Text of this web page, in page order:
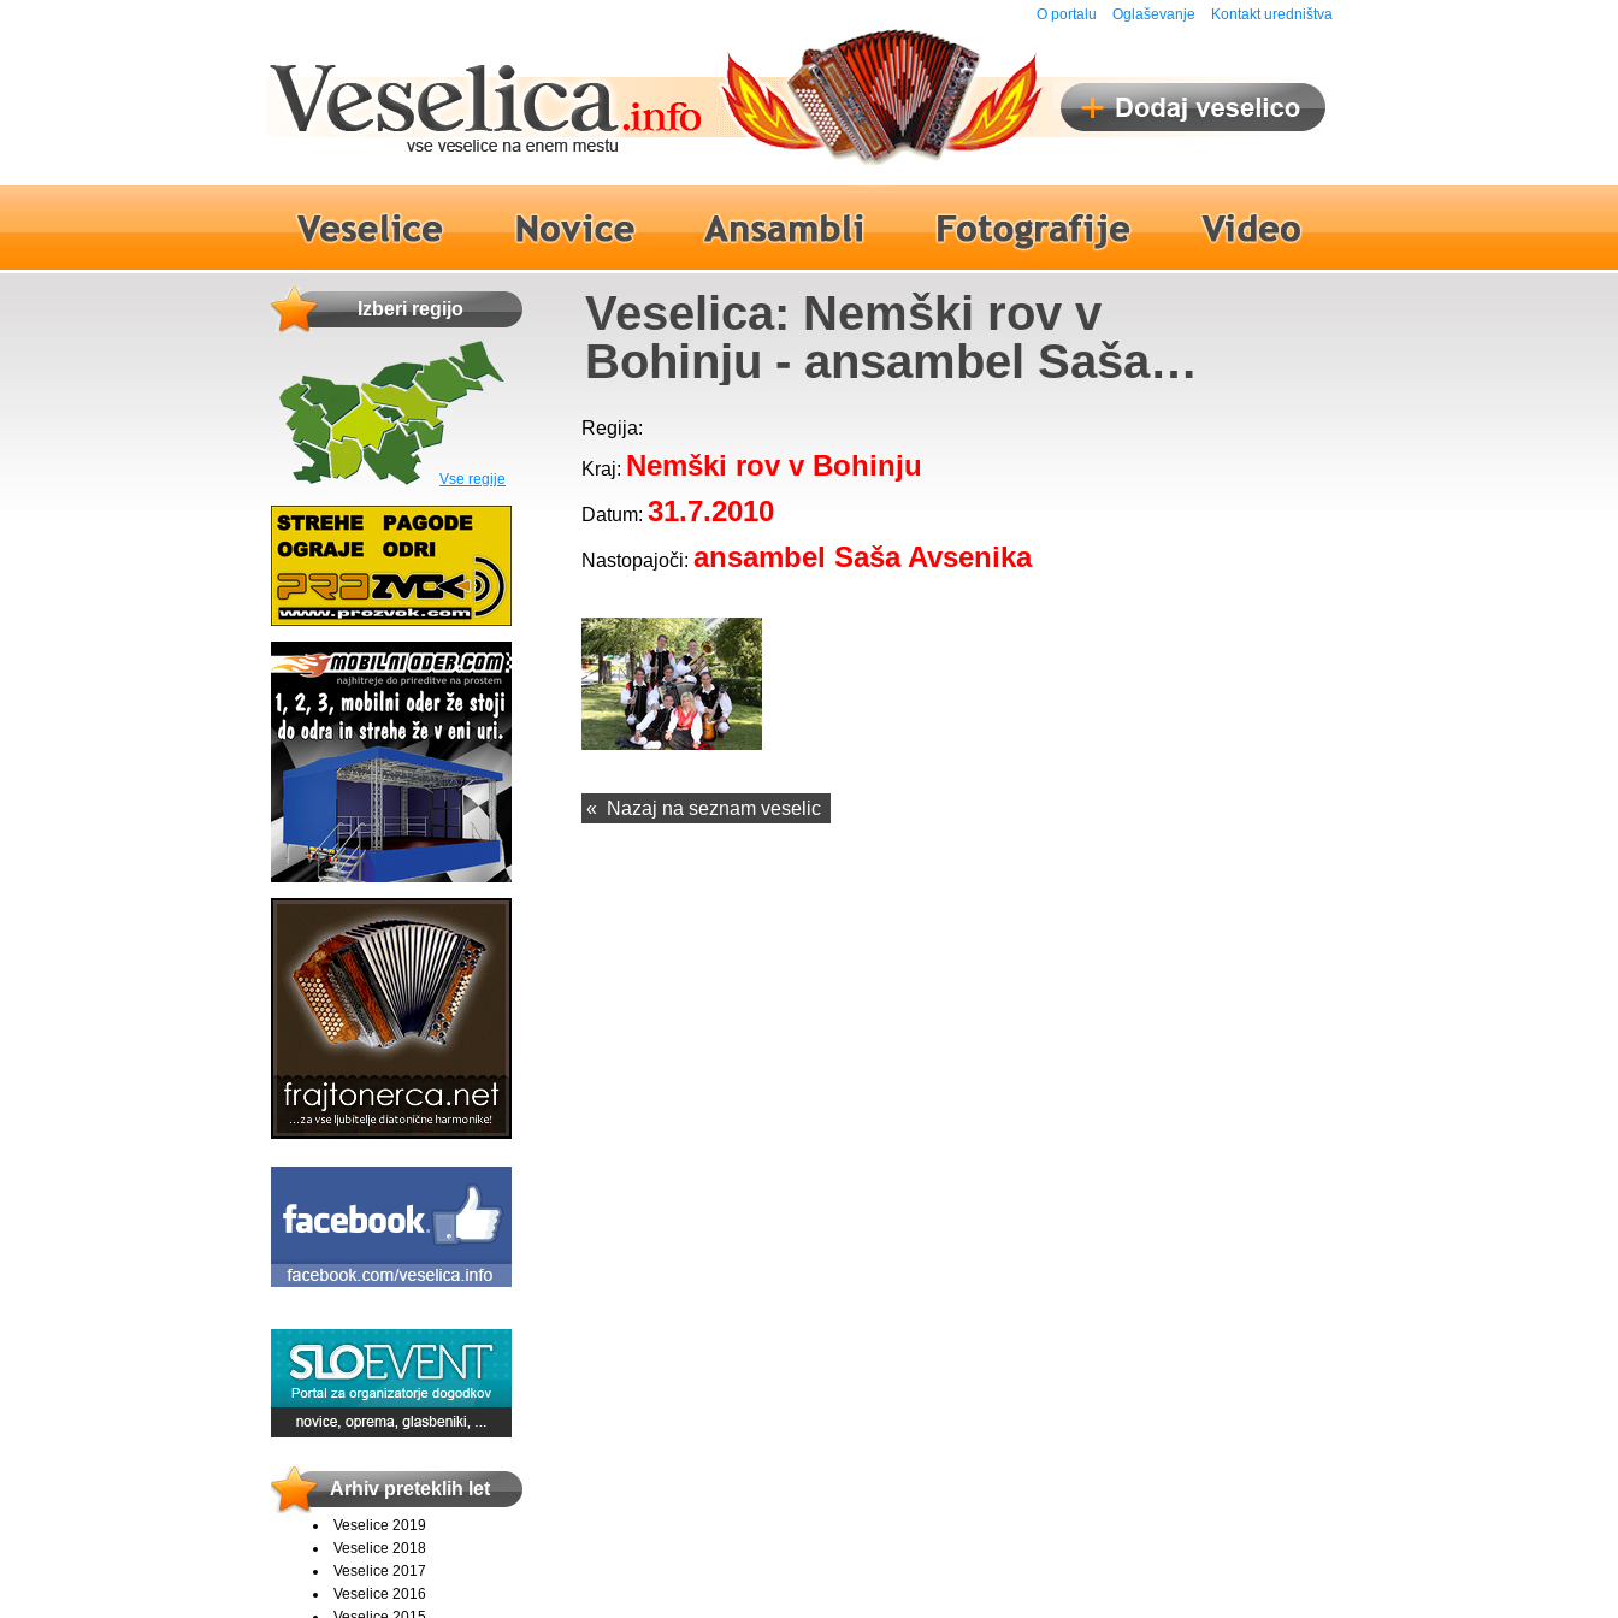
O portalu Oglaševanje Kontakt uredništva
Izberi regijo
Vse regije
Arhiv preteklih let
Veselice 2019
Veselice 2018
Veselice 2017
Veselice 2016
Veselica: Nemški rov v
Bohinju - ansambel Saša
Avsenika
Regija:
Kraj: Nemški rov v Bohinju
Datum: 31.7.2010
Nastopajoči: ansambel Saša Avsenika
« Nazaj na seznam veselic